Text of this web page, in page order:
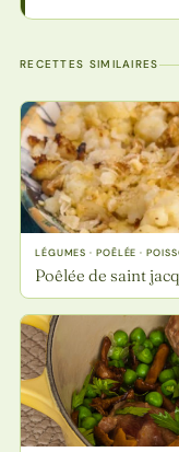
RECETTES SIMILAIRES
LÉGUMES · POÊLÉE ·
Poêlée de saint